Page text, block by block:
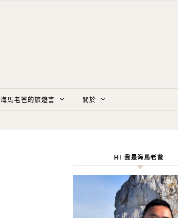
海馬老爸的旅遊書 關於
HI 我是海馬老爸